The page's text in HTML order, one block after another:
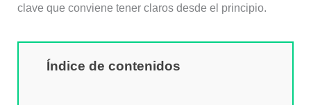
clave que conviene tener claros desde el principio.
Índice de contenidos